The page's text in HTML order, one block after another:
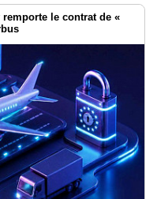
le contrat de «